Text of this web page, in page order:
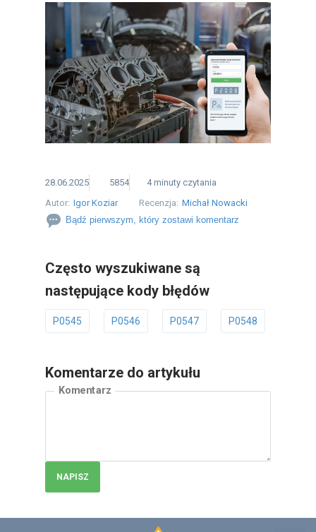
28.06.2025 5854 4 minuty czytania
Autor: Igor Koziar Recenzja: Michał Nowacki
Bądź pierwszym, który zostawi komentarz
Często wyszukiwane są
następujące kody błędów
P0545 P0546 P0547 P0548
Komentarze do artykułu
Komentarz
NAPISZ